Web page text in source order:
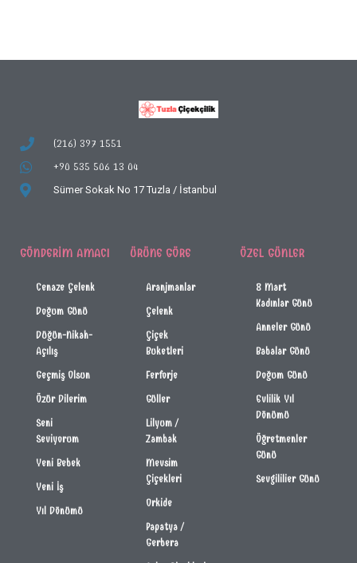
(216) 397 1551
+90 535 506 13 04
Sümer Sokak No 17 Tuzla / İstanbul
GÖNDERIM AMACI
Cenaze Çelenk
Doğum Günü
Düğün-Nikah-
Açılış
Geçmiş Olsun
Özür Dilerim
Seni
Seviyorum
Yeni Bebek
Yeni İş
Yıl Dönümü
ÜRÜNE GÖRE
Aranjmanlar
Çelenk
Çiçek
Buketleri
Ferforje
Güller
Lilyum /
Zambak
Mevsim
Çiçekleri
Orkide
Papatya /
Gerbera
ÖZEL GÜNLER
8 Mart
Kadınlar Günü
Anneler Günü
Babalar Günü
Doğum Günü
Evlilik Yıl
Dönümü
Öğretmenler
Günü
Sevgililier Günü